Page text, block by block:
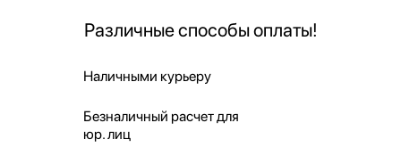
Различные способы оплаты!
Наличными курьеру
Безналичный расчет для
юр. лиц